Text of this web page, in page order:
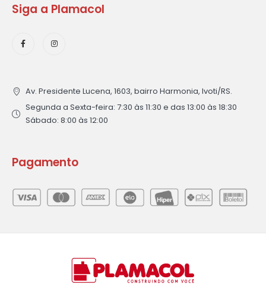
Siga a Plamacol
Av. Presidente Lucena, 1603, bairro Harmonia, Ivoti/RS.
Segunda a Sexta-feira: 7:30 às 11:30 e das 13:00 às 18:30
Sábado: 8:00 às 12:00
Pagamento